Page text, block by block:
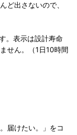
ど出さないので、
。表示は設計寿命
せん。（1日10時間
届けたい。」をコ